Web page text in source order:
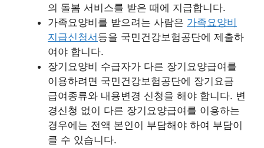
의 돌봄 서비스를 받은 때에 지급합니다.
가족요양비를 받으려는 사람은 가족요양비
지급신청서 등을 국민건강보험공단에 제출하
여야 합니다.
장기요양비 수급자가 다른 장기요양급여를
이용하려면 국민건강보험공단에 장기요금
급여종류와 내용변경 신청을 해야 합니다. 변
경신청 없이 다른 장기요양급여를 이용하는
경우에는 전액 본인이 부담해야 하여 부담이
클 수 있습니다.